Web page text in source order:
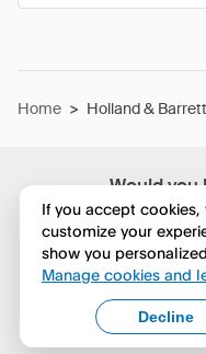
Would you
No,
Yes,
Home > Holland &
If you accept cookies,
customize your
show you
Manage cookies and
Decline